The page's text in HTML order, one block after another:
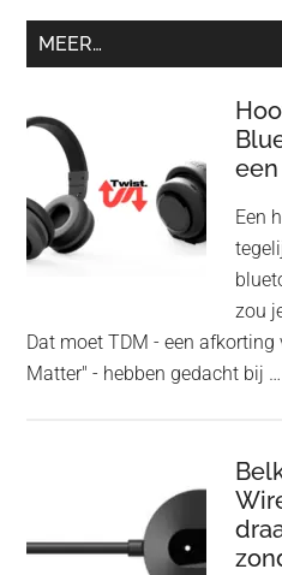
MEER…
Een
zou
Dat moet TDM - een
Matter" - hebben gedacht bij …